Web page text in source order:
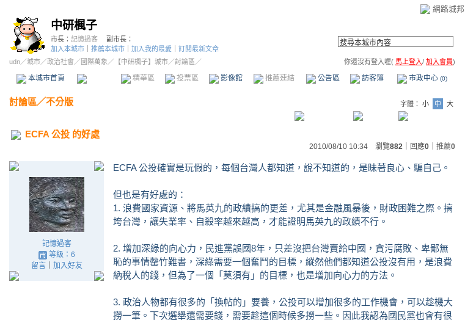
網路城邦
中研楓子
市長： 記憶過客
副市長：
加入本城市
推薦本城市 加入我的最愛
訂閱最新文章
udn／城市／政治社會 ／國際萬象 ／ 【中研楓子】城市／討論區／ 你還沒有登入喔( 馬上登入/ 加入會員)
本城市首頁 精華區 投票區 影像館 推薦連結 公告區 訪客簿 市政中心 (0)
討論區／不分版 字體： 小 中 大
ECFA 公投 的好處
2010/08/10 10:34 瀏覽882 ｜回應0 推薦0
記憶過客
等級：6
留言｜ 加入好友
ECFA 公投確實是玩假的，每個台灣人都知道，說不知道的，是昧著良心、騙自己。
但也是有好處的：
1. 浪費國家資源、將馬英九的政績搞的更差，尤其是金融風暴後，財政困難之際。搞
垮台灣，讓失業率、自殺率越來越高，才能證明馬英九的政績不行。
2. 增加深綠的向心力，民進黨誤國8年，只差沒把台灣賣給中國，貪污腐敗、卑鄙無
恥的事情罄竹難書，深綠需要一個奮鬥的目標，縱然他們都知道公投沒有用，是浪費
納稅人的錢，但為了一個「莫須有」的目標，也是增加向心力的方法。
3. 政治人物都有很多的「換帖的」要養，公投可以增加很多的工作機會，可以趁機大
撈一筆。下次選舉還需要錢，需要趁這個時候多撈一些。因此我認為國民黨也會有很